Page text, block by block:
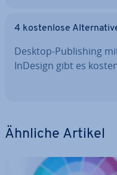
4 kos­ten­lo­se
Desktop-Pu­bli­shing
InDesign gibt es
Ähnliche Artikel